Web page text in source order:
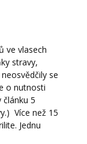
ve vlasech
stravy,
se
o nutnosti
5
Více než 15
Jednu